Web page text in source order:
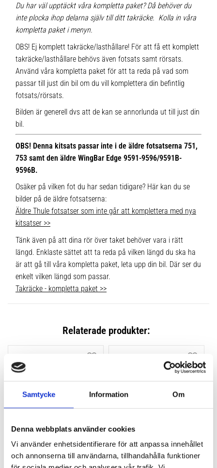
Samtycke Information Om
Denna webbplats använder cookies
Vi använder enhetsidentifierare för att anpassa innehållet
och annonserna till användarna, tillhandahålla funktioner
Du har väl upptäckt våra kompletta paket? Då behöver du
inte plocka ihop delarna själv till ditt takräcke. Kolla in våra
kompletta paket i menyn.
OBS! Ej komplett takräcke/lasthållare! För att få ett komplett
takräcke/lasthållare behövs även fotsats samt rörsats.
Använd våra kompletta paket för att ta reda på vad som
passar till just din bil om du vill komplettera din befintlig
fotsats/rörsats.
Bilden är generell dvs att de kan se annorlunda ut till just din
bil.
OBS! Denna kitsats passar inte i de äldre fotsatserna 751,
753 samt den äldre WingBar Edge 9591-9596/9591B-
9596B.
Osäker på vilken fot du har sedan tidigare? Här kan du se
bilder på de äldre fotsatserna:
Äldre Thule fotsatser som inte går att komplettera med nya
kitsatser >>
Tänk även på att dina rör över taket behöver vara i rätt
längd. Enklaste sättet att ta reda på vilken längd du ska ha
är att gå till våra kompletta paket, leta upp din bil. Där ser du
enkelt vilken längd som passar.
Takräcke - kompletta paket >>
Relaterade produkter:
THULE FLUSH RAIL EVO
4-PACK 710600
THULE FLUSH RAIL
EDGE FOTSATS 4-PACK
Lägg